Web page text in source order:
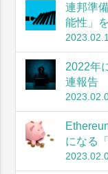
連邦準
能性」
2022年
連報告
になる